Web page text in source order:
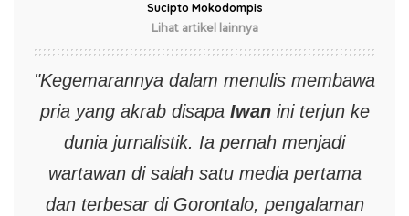
Sucipto Mokodompis
Lihat artikel lainnya
"Kegemarannya dalam menulis membawa
pria yang akrab disapa Iwanini terjun ke
dunia jurnalistik. Ia pernah menjadi
wartawan di salah satu media pertama
dan terbesar di Gorontalo, pengalaman